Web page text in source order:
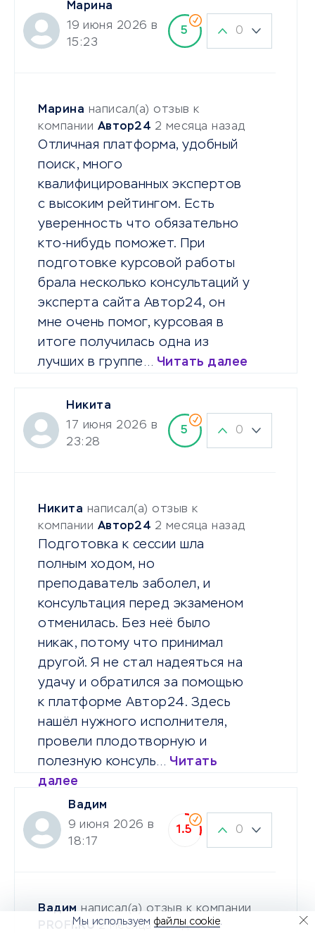
Марина
19 июня 2026 в
15:23
5 0
Марина написал(а) отзыв к
компании Автор24 2 месяца назад
Отличная платформа, удобный
поиск, много
квалифицированных экспертов
с высоким рейтингом. Есть
уверенность что обязательно
кто-нибудь поможет. При
подготовке курсовой работы
брала несколько консультаций у
эксперта сайта Автор24, он
мне очень помог, курсовая в
итоге получилась одна из
лучших в группе… Читать далее
Никита
17 июня 2026 в
23:28
5 0
Никита написал(а) отзыв к
компании Автор24 2 месяца назад
Подготовка к сессии шла
полным ходом, но
преподаватель заболел, и
консультация перед экзаменом
отменилась. Без неё было
никак, потому что принимал
другой. Я не стал надеяться на
удачу и обратился за помощью
к платформе Автор24. Здесь
нашёл нужного исполнителя,
провели плодотворную и
полезную консуль… Читать
далее
Вадим
9 июня 2026 в
18:17
1.5 0
Вадим написал(а) отзыв к компании
PROFI.RU2 месяца назад
Мы используемфайлы cookie.